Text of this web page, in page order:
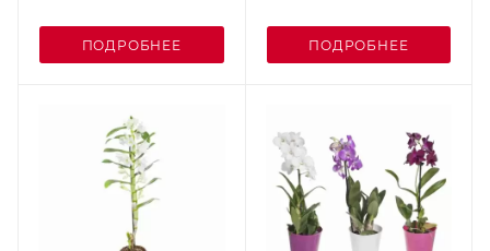
ПОДРОБНЕЕ ПОДРОБНЕЕ